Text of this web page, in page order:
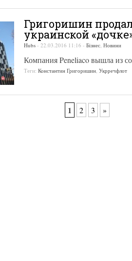
Григоришин
украинской
Hubs - 22.03.2016 11:16 - Бізнес, Новини
Компания Peneliaco вышла из
Теги: Константин Григоришин, Укрречфлот
1 2 3 »